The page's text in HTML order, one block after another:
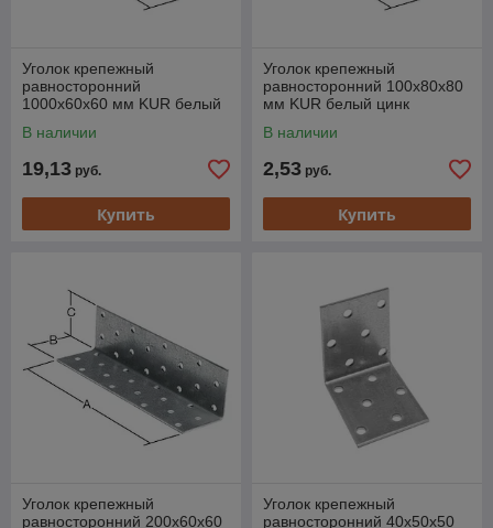
Уголок крепежный
равносторонний
1000х60х60 мм KUR белый
В наличии
19,13 руб.
Купить
Уголок крепежный
равносторонний 100х80х80
мм KUR белый цинк
В наличии
2,53 руб.
Купить
Уголок крепежный
равносторонний 200х60х60
Уголок крепежный
равносторонний 40х50х50